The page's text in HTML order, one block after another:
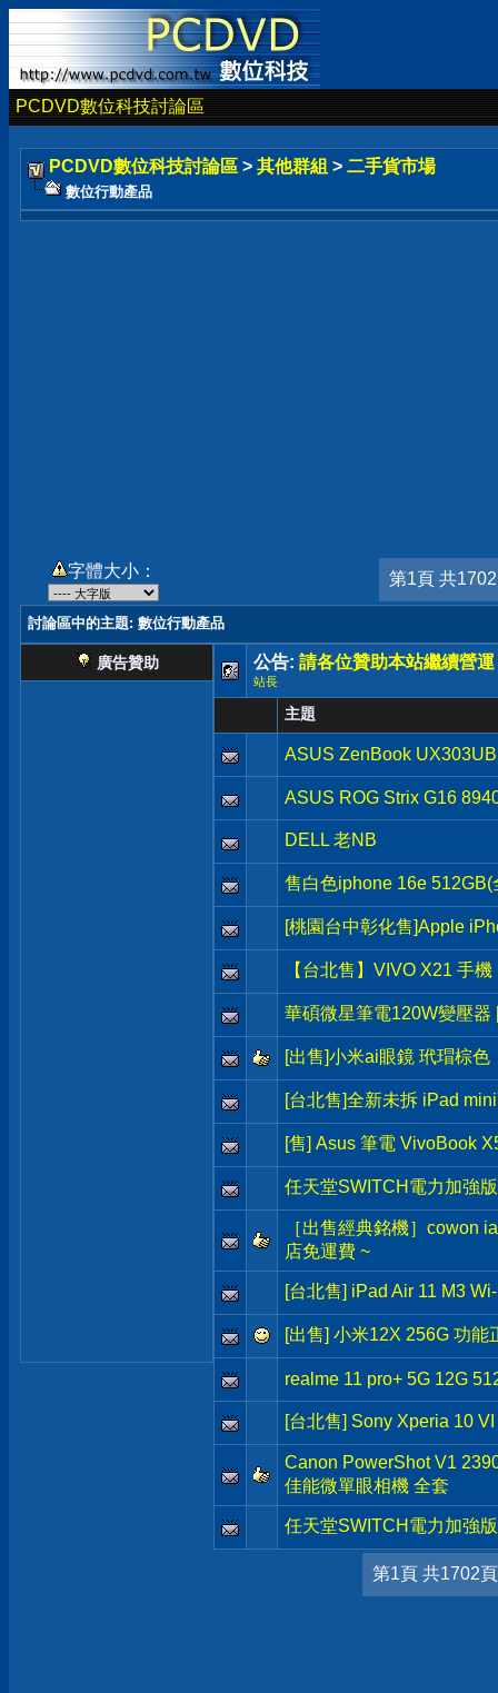
PCDVD數位科技討論區
PCDVD數位科技討論區 > 其他群組 > 二手貨市場
數位行動產品
字體大小： 第1頁 共
討論區中的主題: 數位行動產品
廣告贊助 公告: 請各位贊助本站繼續營運
站長
主題
ASUS ZenBook UX303UB
ASUS ROG Strix G16
DELL 老NB
售白色iphone 16e
[桃園台中彰化售]Apple
【台北售】VIVO X21 手機
華碩微星筆電120W變壓器
[出售]小米ai眼鏡 玳瑁棕色
[台北售]全新未拆 iPad
[售] Asus 筆電 VivoBook
任天堂SWITCH電力加強版
［出售經典銘機］cowon
店免運費 ~
[台北售] iPad Air 11 M3
[出售] 小米12X 256G 功
realme 11 pro+ 5G 12G
[台北售] Sony Xperia 10
Canon PowerShot V1
佳能微單眼相機 全套
任天堂SWITCH電力加強
第1頁 共1702頁